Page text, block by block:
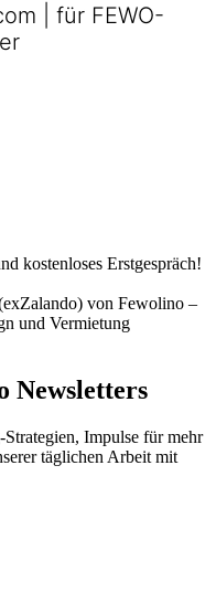
| für FEWO-
kostenloses Erstgespräch!
Newsletters
Impulse für mehr
täglichen Arbeit mit